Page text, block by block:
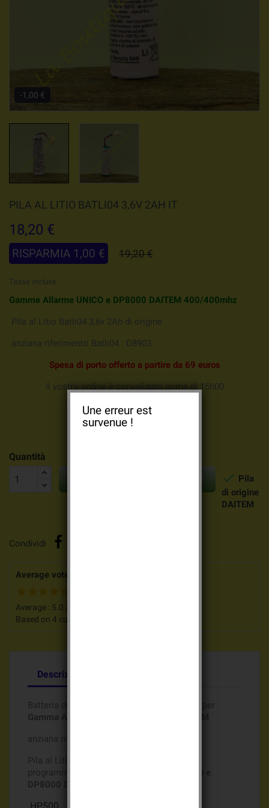
-1,00 €
PILA AL LITIO BATLI04 3,6V 2AH IT
18,20 €
RISPARMIA 1,00 € 19,20 €
Tasse incluse
Gamme Allarme UNICO e DP8000 DAITEM 400/400mhz
Pila al Litio Batli04 3,6v 2Ah di origine
anziana riferimento Batli04 : D8903
Spesa di porto offerto a partire da 69 euros
Il vostro ordine è convalidato prima di 15h00
Sarà depositata alla posta oggi
Quantità
 Pila
di origine
DAITEM
Condividi
Average votes for this product
Average : 5.0
Based on 4 customers advices.
Descrizione
Batteria di origine DAITEM Batli04 3,6v 2Ah per
Gamma ALLARME UNICO e DP8000 DAITEM
anziana riferimento Batli04 : D8903
Pila al Litio Batli04 3,6v 2Ah per orologio di
programmazione
DP8000 DAITEM ( Francia )
Une erreur est
survenue !